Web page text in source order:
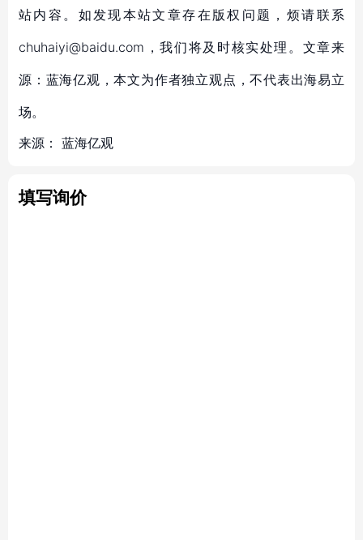
站内容。如发现本站文章存在版权问题，烦请联系
chuhaiyi@baidu.com，我们将及时核实处理。文章来
源：蓝海亿观，本文为作者独立观点，不代表出海易立
场。
来源： 蓝海亿观
填写询价